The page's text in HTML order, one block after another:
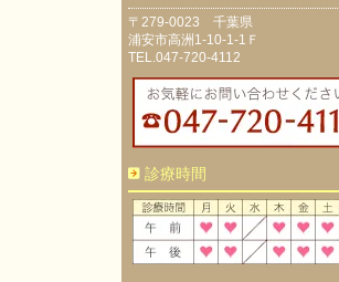
〒279-0023 千葉県
浦安市高洲1-10-1-1Ｆ
TEL.047-720-4112
診療時間